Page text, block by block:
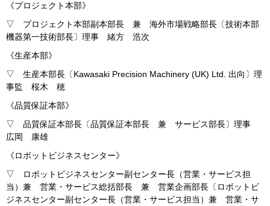
《プロジェクト本部》
▽ プロジェクト本部副本部長 兼 海外市場戦略部長〔技術本部
機器第一技術部長〕理事 緒方 浩次
《生産本部》
▽ 生産本部長〔Kawasaki Precision Machinery (UK) Ltd. 出向〕理
事監 桜木 穂
《品質保証本部》
▽ 品質保証本部長〔品質保証本部長 兼 サービス部長〕理事
広岡 康雄
《ロボットビジネスセンター》
▽ ロボットビジネスセンター副センター長（営業・サービス担
当）兼 営業・サービス総括部長 兼 営業企画部長〔ロボットビ
ジネスセンター副センター長（営業・サービス担当）兼 営業・サ